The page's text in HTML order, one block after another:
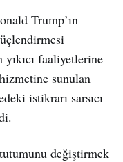
Trump’ın
faaliyetlerine
sunulan
istikrarı sarsıcı
tutumunu değiştirmek